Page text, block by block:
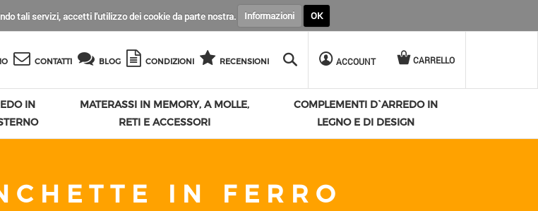
tali servizi, accetti l'utilizzo dei cookie da parte nostra. Informazioni OK
ACCOUNT CARRELLO
CONTATTI BLOG CONDIZIONI RECENSIONI Cerca
IN
MATERASSI IN MEMORY, A MOLLE,
RETI E ACCESSORI
COMPLEMENTI D`ARREDO IN
LEGNO E DI DESIGN
IN FERRO